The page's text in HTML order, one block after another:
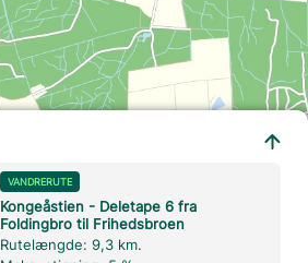
VANDRERUTE
Kongeåstien - Deletape 6 fra
Foldingbro til Frihedsbroen
Rutelængde: 9,3 km.